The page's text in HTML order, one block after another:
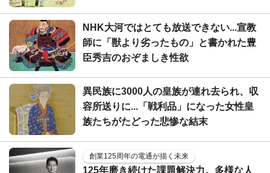
NHK大河ではとても放送できない...宣教
師に「獣より劣ったもの」と書かれた豊
臣秀吉のおぞましき性欲
異民族に3000人の皇族が連れ去られ、収
容所送りに...「戦利品」になった女性皇
族たちがたどった悲惨な結末
創業125周年の電通が描く未来
125年磨き続けた課題解決力。多様な人